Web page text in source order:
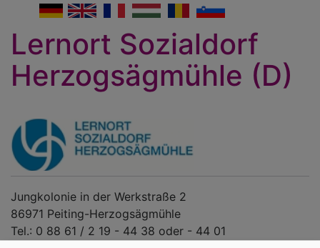
Romanian
Hungarian
French
English
German
Lernort Sozialdorf
Herzogsägmühle (D)
Jungkolonie in der Werkstraße 2
86971 Peiting-Herzogsägmühle
Tel.: 0 88 61 / 2 19 - 44 38 oder - 44 01